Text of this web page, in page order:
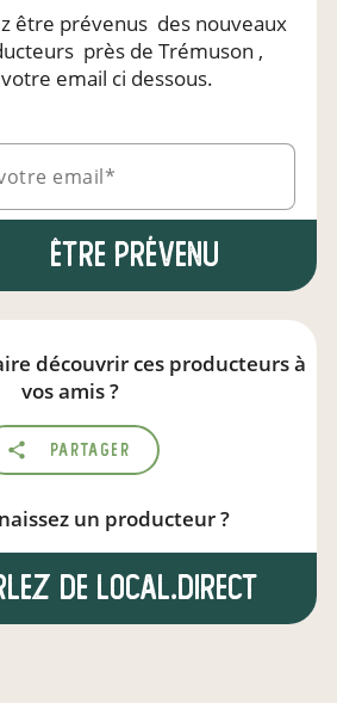
être prévenus des nouveaux
près de Trémuson ,
email ci dessous.
email*
Être prévenu
découvrir ces producteurs à
vos amis ?
Partager
un producteur ?
de local.direct